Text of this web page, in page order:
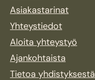
Asiakastarinat
Yhteystiedot
Aloita yhteystyö
Ajankohtaista
Tietoa yhdistyksestä